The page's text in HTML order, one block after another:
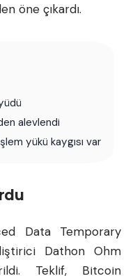
öne çıkardı.
alevlendi
yükü kaygısı var
Data Temporary
Dathon Ohm
Teklif, Bitcoin